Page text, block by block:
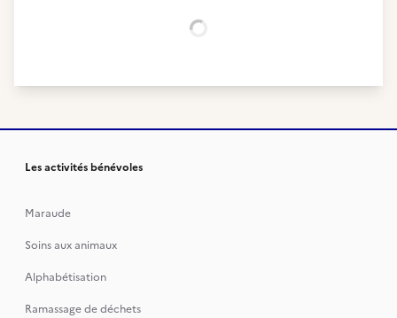
Les activités bénévoles
Maraude
Soins aux animaux
Alphabétisation
Ramassage de déchets